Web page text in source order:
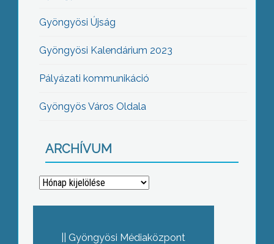
Gyöngyösi Újság
Gyöngyösi Kalendárium 2023
Pályázati kommunikáció
Gyöngyös Város Oldala
ARCHÍVUM
Archívum
Gyöngyösi Médiaközpont